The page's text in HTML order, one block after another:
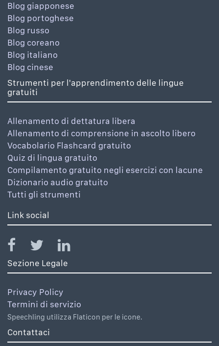
Blog giapponese
Blog portoghese
Blog russo
Blog coreano
Blog italiano
Blog cinese
Strumenti per l'apprendimento delle lingue
gratuiti
Allenamento di dettatura libera
Allenamento di comprensione in ascolto libero
Vocabolario Flashcard gratuito
Quiz di lingua gratuito
Compilamento gratuito negli esercizi con lacune
Dizionario audio gratuito
Tutti gli strumenti
Link social
Sezione Legale
Privacy Policy
Termini di servizio
Speechling utilizza Flaticon per le icone.
Contattaci